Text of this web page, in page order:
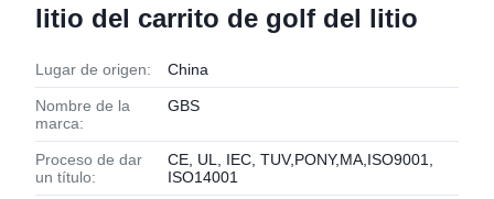
litio del carrito de golf del litio
Lugar de origen: China
Nombre de la
marca:
GBS
Proceso de dar
un título:
CE, UL, IEC, TUV,PONY,MA,ISO9001,
ISO14001